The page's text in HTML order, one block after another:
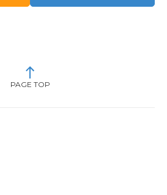
PAGE TOP